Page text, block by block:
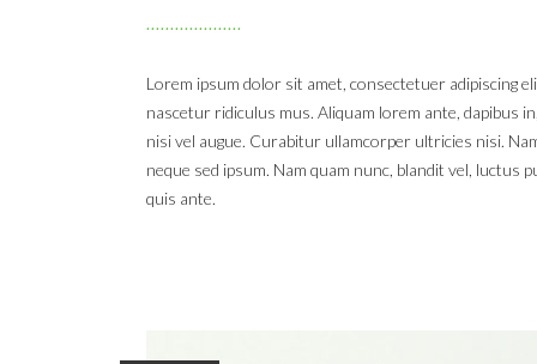
Lorem ipsum dolor sit amet, consectetuer adipiscing
nascetur ridiculus mus. Aliquam lorem ante, dapibus
nisi vel augue. Curabitur ullamcorper ultricies nisi.
neque sed ipsum. Nam quam nunc, blandit vel,
quis ante.